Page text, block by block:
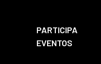
PARTICIPA
EVENTOS